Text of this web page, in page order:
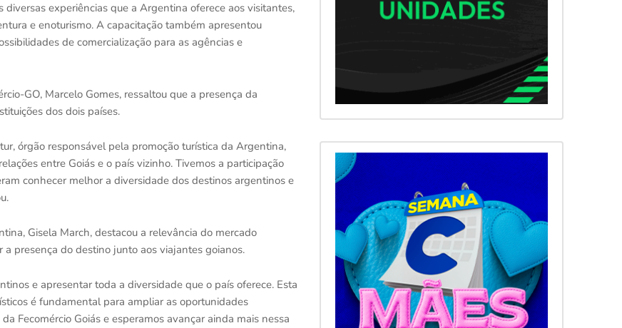
experiências que a Argentina oferece aos visitantes,
e enoturismo. A capacitação também apresentou
de comercialização para as agências e
GO, Marcelo Gomes, ressaltou que a presença da
dos dois países.
órgão responsável pela promoção turística da Argentina,
entre Goiás e o país vizinho. Tivemos a participação
conhecer melhor a diversidade dos destinos argentinos e
Gisela March, destacou a relevância do mercado
presença do destino junto aos viajantes goianos.
e apresentar toda a diversidade que o país oferece. Esta
é fundamental para ampliar as oportunidades
Fecomércio Goiás e esperamos avançar ainda mais nessa